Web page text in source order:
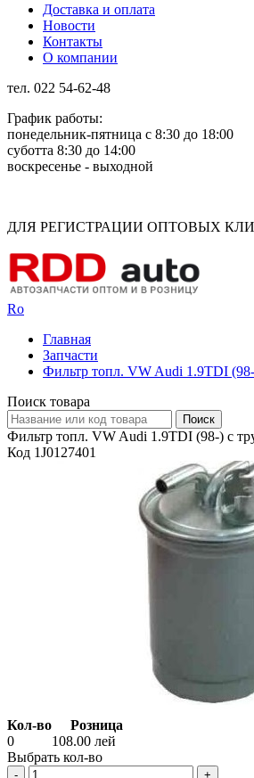
Доставка и оплата
Новости
Контакты
О компании
тел. 022 54-62-48
График работы:
понедельник-пятница с 8:30 до 18:00
суботта 8:30 до 14:00
воскресенье - выходной
ДЛЯ РЕГИСТРАЦИИ ОПТОВЫХ
Ro
Главная
Запчасти
Фильтр топл. VW Audi 1.9TDI
Поиск товара
Фильтр топл. VW Audi 1.9TDI (98-) с
Код 1J0127401
Кол-во
Розница
0
108.00 лей
Выбрать кол-во